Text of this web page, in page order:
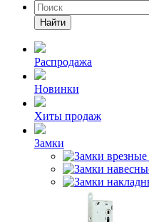
Найти
Распродажа
Новинки
Хиты продаж
Замки